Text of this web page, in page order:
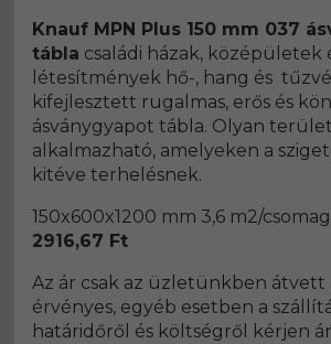
Knauf MPN Plus 150 mm 037
tábla családi házak, középületek
létesítmények hő-, hang és
kifejlesztett rugalmas, erős és
ásványgyapot tábla. Olyan
alkalmazható, amelyeken a
kitéve terhelésnek.
150x600x1200 mm 3,6 m2/
2916,67 Ft
Az ár csak az üzletünkben átvett
érvényes, egyéb esetben a
határidőről és költségről kérjen